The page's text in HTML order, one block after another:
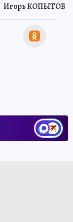
Игорь КОПЫТОВ